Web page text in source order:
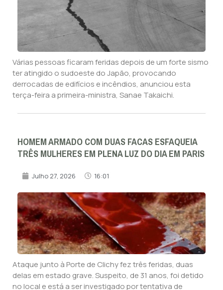
Várias pessoas ficaram feridas depois de um forte sismo
ter atingido o sudoeste do Japão, provocando
derrocadas de edifícios e incêndios, anunciou esta
terça-feira a primeira-ministra, Sanae Takaichi.
HOMEM ARMADO COM DUAS FACAS ESFAQUEIA
TRÊS MULHERES EM PLENA LUZ DO DIA EM PARIS
Julho 27, 2026 16:01
Ataque junto à Porte de Clichy fez três feridas, duas
delas em estado grave. Suspeito, de 31 anos, foi detido
no local e está a ser investigado por tentativa de